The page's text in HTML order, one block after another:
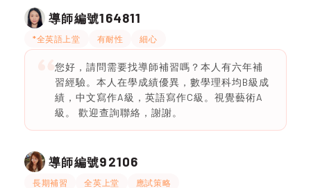
導師編號164811
*全英語上堂 有耐性 細心
您好，請問需要找導師補習嗎？本人有六年補
習經驗。本人在學成績優異，數學理科均B級成
績，中文寫作A級，英語寫作C級。視覺藝術A
級。 歡迎查詢聯絡，謝謝。
導師編號92106
長期補習 全英上堂 應試策略